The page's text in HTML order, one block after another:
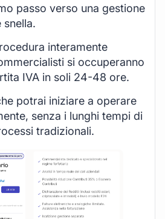
passo verso una gestione
snella.
interamente
si occuperanno
IVA in soli 24-48 ore.
potrai iniziare a operare
senza i lunghi tempi di
tradizionali.